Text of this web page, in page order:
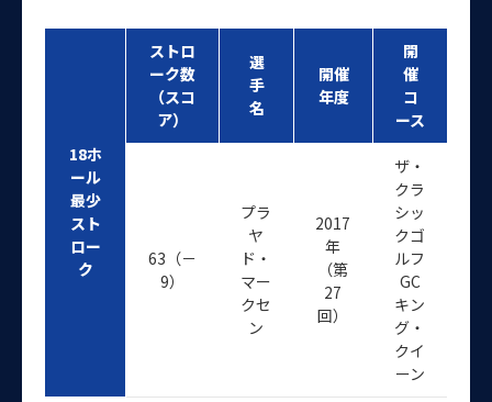
18ホ
ール
最少
スト
ロー
ク
ストロ
ーク数
（スコ
ア）
選
手
名
開催
年度
開
催
コ
ース
63（－
9）
プラ
ヤ
ド・
マー
クセ
ン
2017
年
（第
27
回）
ザ・
クラ
シッ
クゴ
ルフ
GC
キン
グ・
クイ
ーン